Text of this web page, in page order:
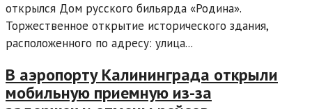
открылся Дом русского бильярда «Родина».
Торжественное открытие исторического здания,
расположенного по адресу: улица...
В аэропорту Калининграда открыли
мобильную приемную из-за